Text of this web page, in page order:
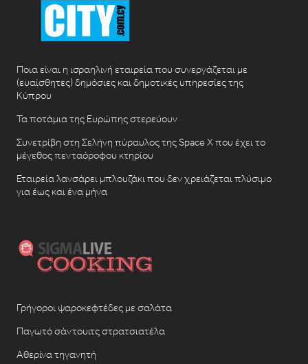
Ποια είναι η ισραηλινή εταιρεία που συνεργάζεται με
(ευαίσθητες) δημόσιες και δημοτικές υπηρεσίες της
Κύπρου
Τα ποτάμια της Ευρώπης στερεύουν
Συνετρίβη στη Σελήνη πύραυλος της Space X που έχει το
μέγεθος πενταόροφου κτηρίου
Εταιρεία λανσάρει μπλουζάκι που δεν χρειάζεται πλύσιμο
για έως και ένα μήνα
Γρήγοροι ψαροκεφτέδες με σαλάτα
Παγωτό σάντουιτς στρατσιατέλα
Αθερίνα τηγανητή